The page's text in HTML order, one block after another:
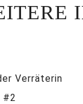
Verräterin
#2